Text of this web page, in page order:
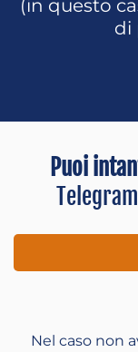
(in questo
di
Puoi
Nel caso non